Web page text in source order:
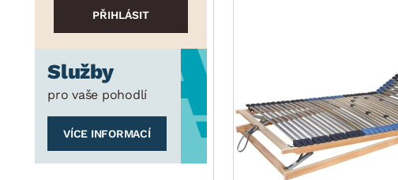
Služby
pro vaše pohodlí
VÍCE INFORMACÍ